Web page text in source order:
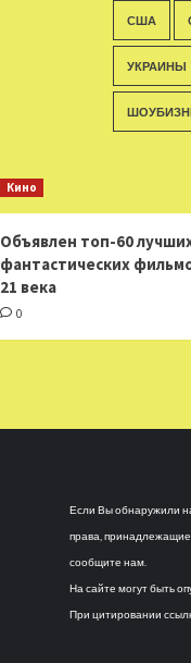
США
УКРАИНЫ
Кино
Объявлен топ-60
фантастических
21 века
0
Если Вы обнаружили
права,
сообщите нам.
На сайте могут быть
При цитировании